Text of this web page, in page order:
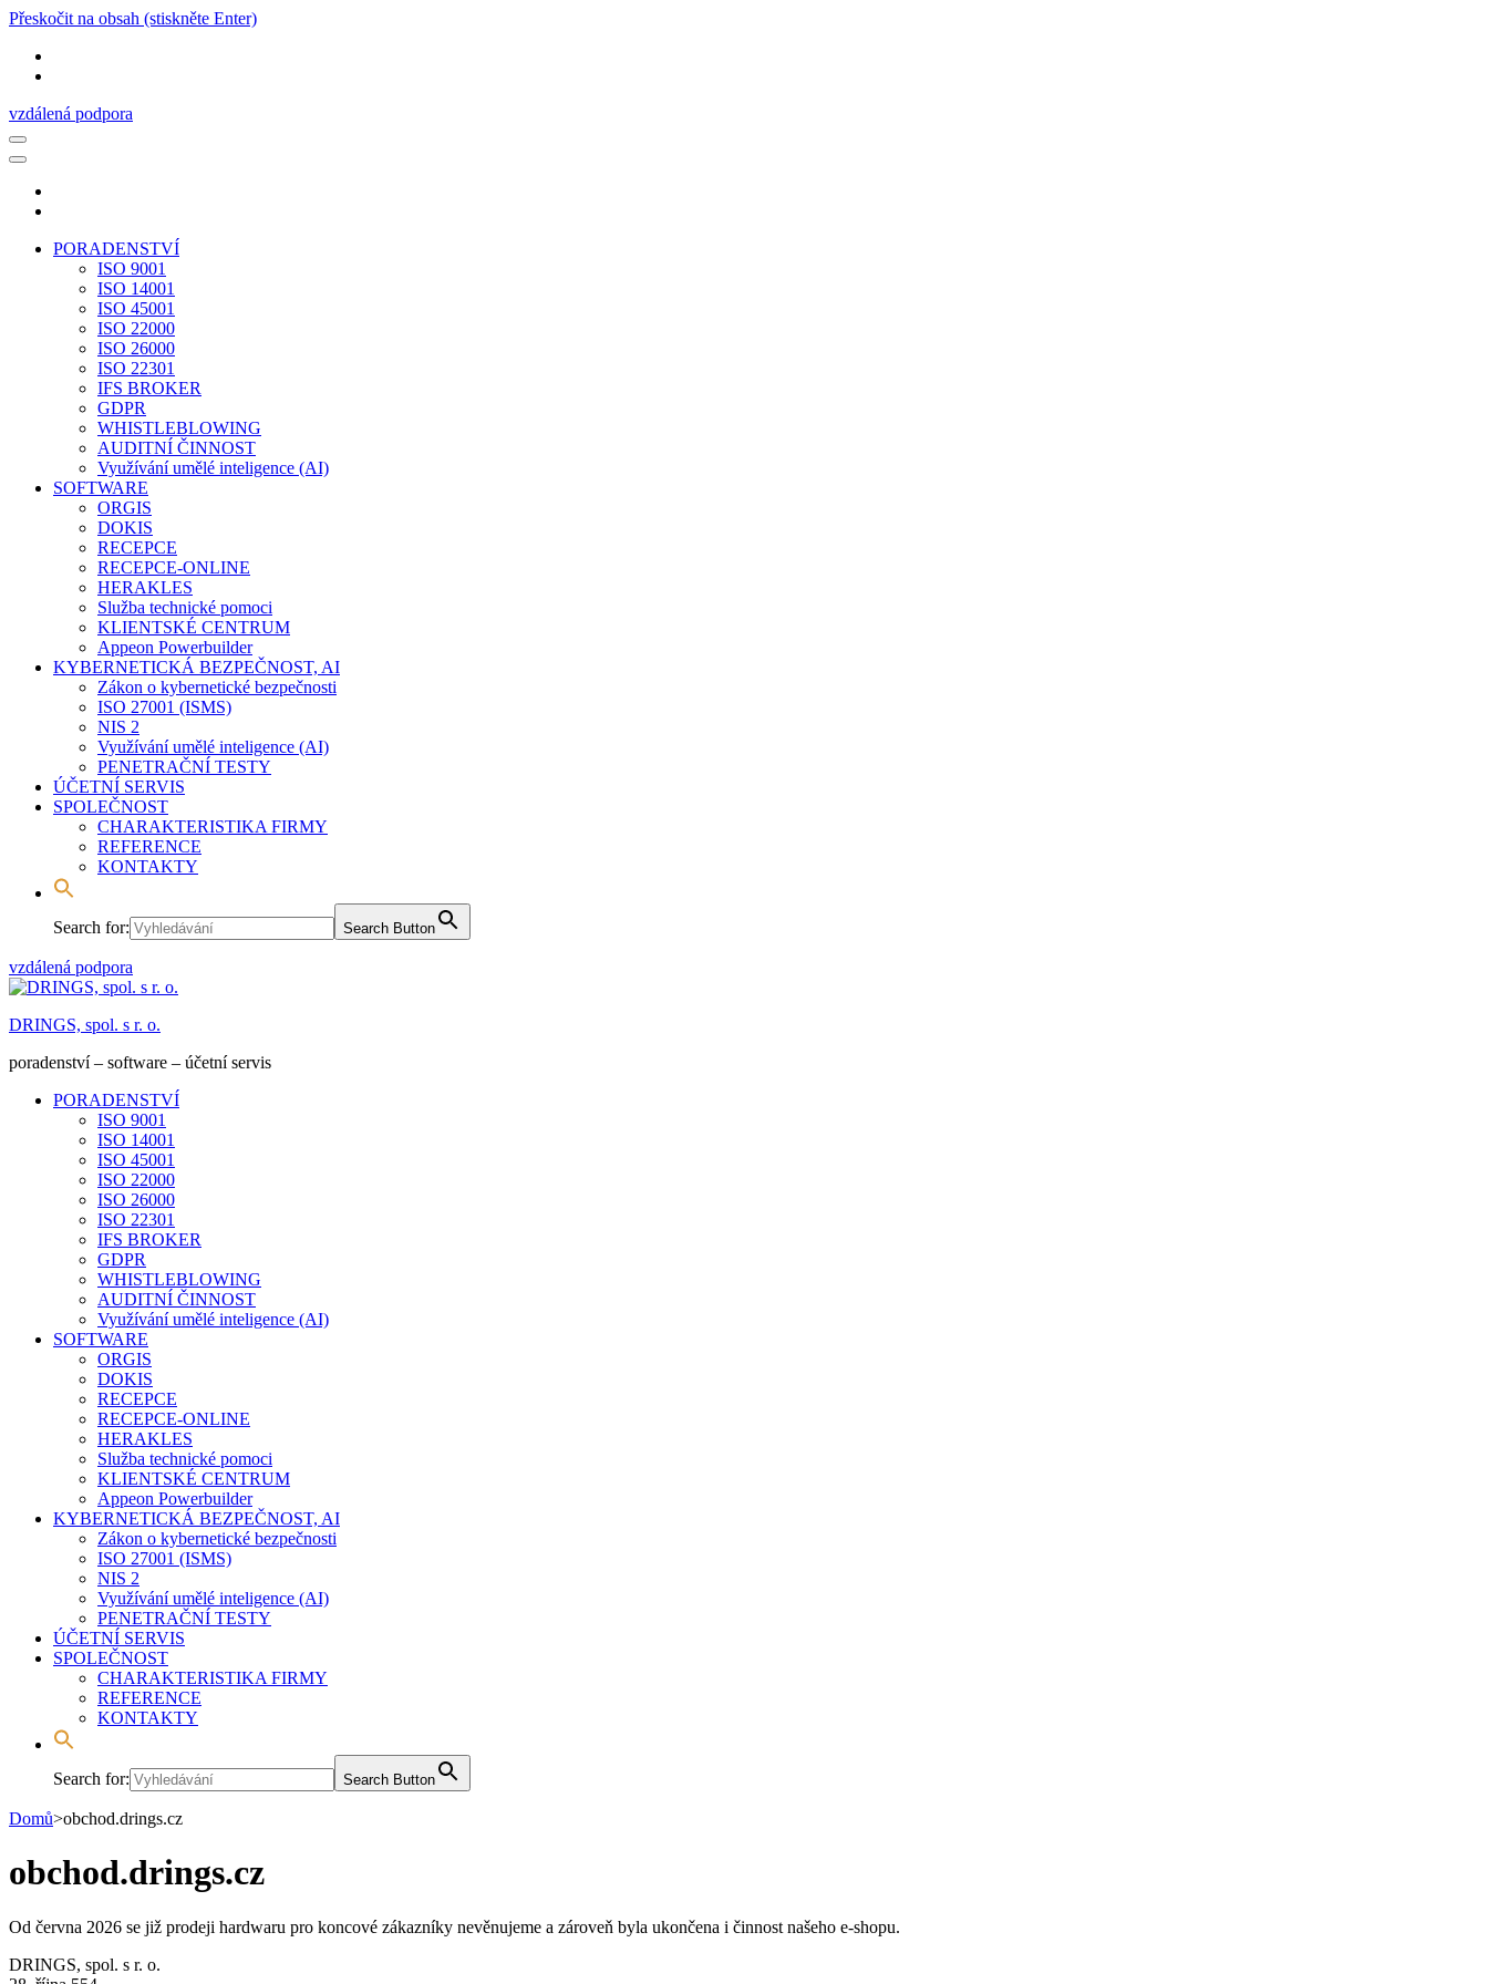
Přeskočit na obsah (stiskněte Enter)
vzdálená podpora
PORADENSTVÍ
ISO 9001
ISO 14001
ISO 45001
ISO 22000
ISO 26000
ISO 22301
IFS BROKER
GDPR
WHISTLEBLOWING
AUDITNÍ ČINNOST
Využívání umělé inteligence (AI)
SOFTWARE
ORGIS
DOKIS
RECEPCE
RECEPCE-ONLINE
HERAKLES
Služba technické pomoci
KLIENTSKÉ CENTRUM
Appeon Powerbuilder
KYBERNETICKÁ BEZPEČNOST, AI
Zákon o kybernetické bezpečnosti
ISO 27001 (ISMS)
NIS 2
Využívání umělé inteligence (AI)
PENETRAČNÍ TESTY
ÚČETNÍ SERVIS
SPOLEČNOST
CHARAKTERISTIKA FIRMY
REFERENCE
KONTAKTY
Search for: Search Button
vzdálená podpora
DRINGS, spol. s r. o.
poradenství – software – účetní servis
PORADENSTVÍ
ISO 9001
ISO 14001
ISO 45001
ISO 22000
ISO 26000
ISO 22301
IFS BROKER
GDPR
WHISTLEBLOWING
AUDITNÍ ČINNOST
Využívání umělé inteligence (AI)
SOFTWARE
ORGIS
DOKIS
RECEPCE
RECEPCE-ONLINE
HERAKLES
Služba technické pomoci
KLIENTSKÉ CENTRUM
Appeon Powerbuilder
KYBERNETICKÁ BEZPEČNOST, AI
Zákon o kybernetické bezpečnosti
ISO 27001 (ISMS)
NIS 2
Využívání umělé inteligence (AI)
PENETRAČNÍ TESTY
ÚČETNÍ SERVIS
SPOLEČNOST
CHARAKTERISTIKA FIRMY
REFERENCE
KONTAKTY
Search for: Search Button
Domů>obchod.drings.cz
obchod.drings.cz
Od června 2026 se již prodeji hardwaru pro koncové zákazníky nevěnujeme a zároveň byla ukončena i činnost našeho e-shopu.
DRINGS, spol. s r. o.